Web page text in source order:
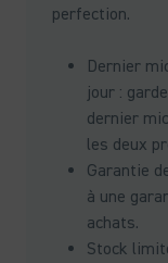
perfection.
Dernier
jour :
dernier
les deux
Garantie
à une
achats.
Stock